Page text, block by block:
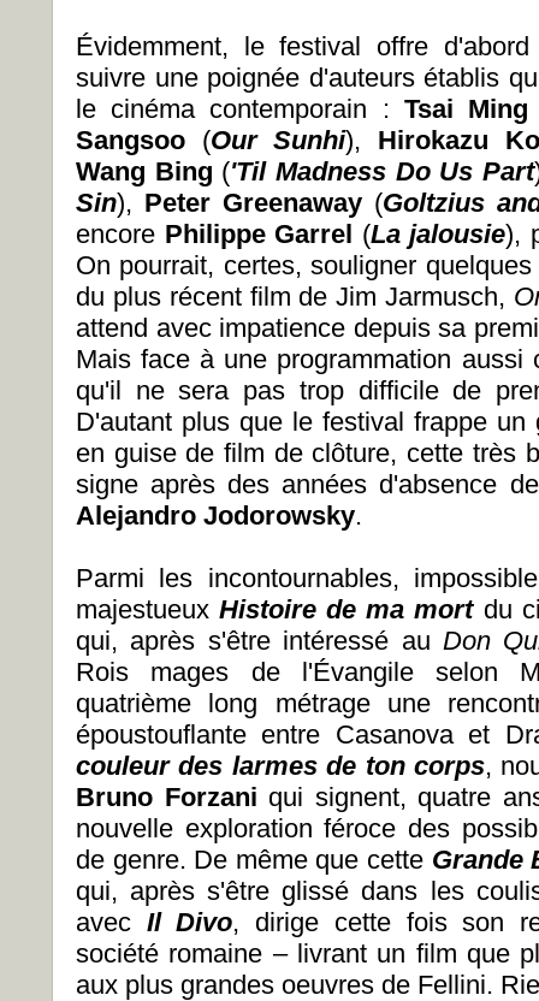
Évidemment, le festival offre
suivre une poignée d'auteurs établis
le cinéma contemporain : Tsai
Sangsoo (Our Sunhi), Hirokazu
Wang Bing ('Til Madness Do Us Part
Sin), Peter Greenaway (Goltzius
encore Philippe Garrel (La jalousie),
On pourrait, certes, souligner
du plus récent film de Jim Jarmusch,
attend avec impatience depuis sa
Mais face à une programmation aussi
qu'il ne sera pas trop difficile de
D'autant plus que le festival frappe un
en guise de film de clôture, cette très
signe après des années d'absence
Alejandro Jodorowsky.
Parmi les incontournables,
majestueuxHistoire de ma mort du
qui, après s'être intéressé au Don
Rois mages de l'Évangile selon
quatrième long métrage une
époustouflante entre Casanova et
couleur des larmes de ton corps,
Bruno Forzani qui signent, quatre
nouvelle exploration féroce des
de genre. De même que cette Grande
qui, après s'être glissé dans les
avec Il Divo, dirige cette fois son
société romaine – livrant un film que
aux plus grandes oeuvres de Fellini.